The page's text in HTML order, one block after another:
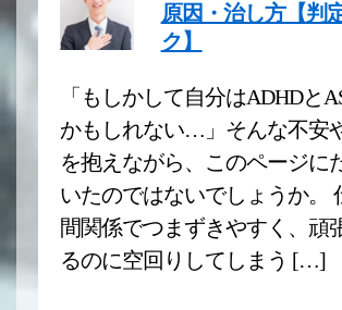
原因・治し方【判
ク】
「もしかして自分はADHDと
かもしれない…」そんな不安
を抱えながら、このページに
いたのではないでしょうか。
間関係でつまずきやすく、頑
るのに空回りしてしまう […]